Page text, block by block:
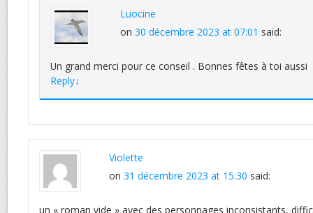
Luocine
on 30 décembre 2023 at 07:01 said:
Un grand merci pour ce conseil . Bonnes fêtes à toi aussi
Reply↓
Violette
on 31 décembre 2023 at 15:30 said:
un « roman vide » avec des personnages inconsistants,